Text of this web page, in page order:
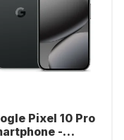
Pixel 10 Pro
-